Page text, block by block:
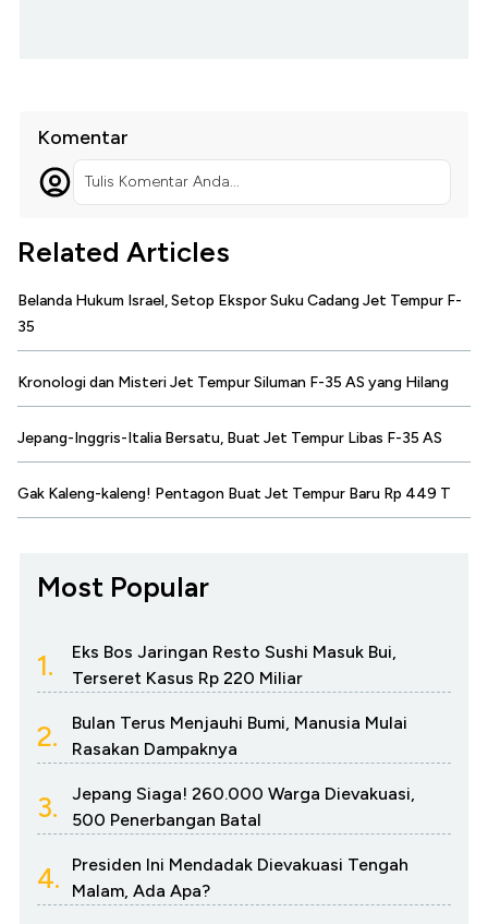
Komentar
Tulis Komentar Anda...
Related Articles
Belanda Hukum Israel, Setop Ekspor Suku Cadang Jet Tempur F-
35
Kronologi dan Misteri Jet Tempur Siluman F-35 AS yang Hilang
Jepang-Inggris-Italia Bersatu, Buat Jet Tempur Libas F-35 AS
Gak Kaleng-kaleng! Pentagon Buat Jet Tempur Baru Rp 449 T
Most Popular
1.
Eks Bos Jaringan Resto Sushi Masuk Bui,
Terseret Kasus Rp 220 Miliar
2.
Bulan Terus Menjauhi Bumi, Manusia Mulai
Rasakan Dampaknya
3.
Jepang Siaga! 260.000 Warga Dievakuasi,
500 Penerbangan Batal
4.
Presiden Ini Mendadak Dievakuasi Tengah
Malam, Ada Apa?